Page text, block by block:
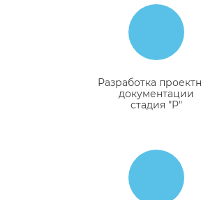
Разработка
документации
стадия "Р"